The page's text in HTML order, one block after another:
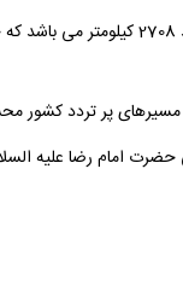
مسیرهای پر تردد
امام رضا علیه